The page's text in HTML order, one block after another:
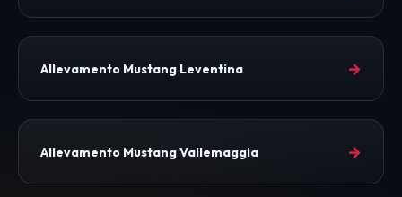
Allevamento Mustang Leventina →
Allevamento Mustang Vallemaggia →